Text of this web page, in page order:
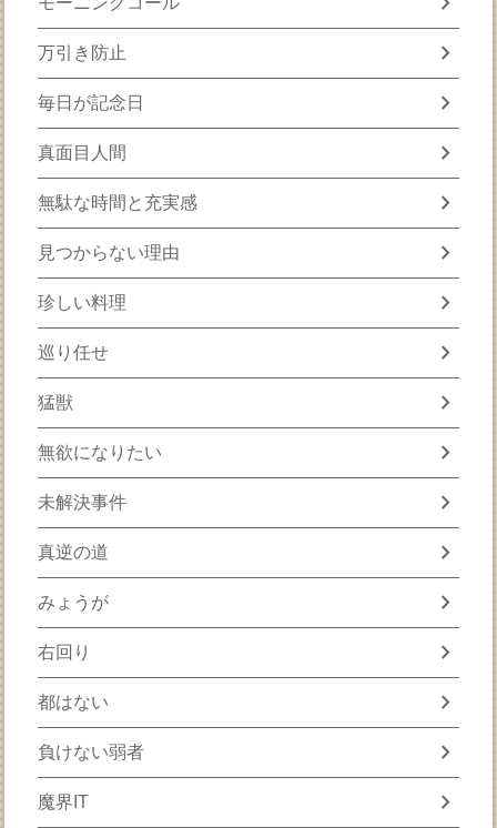
万引き防止 chevron_right
毎日が記念日 chevron_right
真面目人間 chevron_right
無駄な時間と充実感 chevron_right
見つからない理由 chevron_right
珍しい料理 chevron_right
巡り任せ chevron_right
猛獣 chevron_right
無欲になりたい chevron_right
未解決事件 chevron_right
真逆の道 chevron_right
みょうが chevron_right
右回り chevron_right
都はない chevron_right
負けない弱者 chevron_right
魔界IT chevron_right